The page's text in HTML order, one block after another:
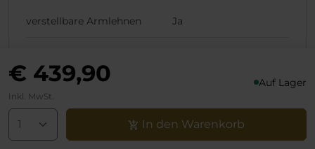
€ 439,90 Auf Lager
Inkl. MwSt.
In den Warenkorb
verstellbare Armlehnen Ja
höhenverstellbar
Nein